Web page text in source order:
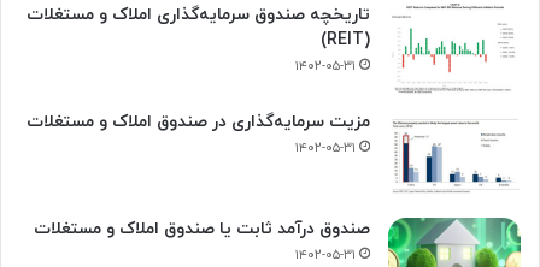
تاریخچه صندوق سرمایه‌گذاری املاک و مستغلات
(REIT)
۱۴۰۲-۰۵-۳۱
مزیت سرمایه‌گذاری در صندوق املاک و مستغلات
۱۴۰۲-۰۵-۳۱
صندوق درآمد ثابت یا صندوق املاک و مستغلات
۱۴۰۲-۰۵-۳۱